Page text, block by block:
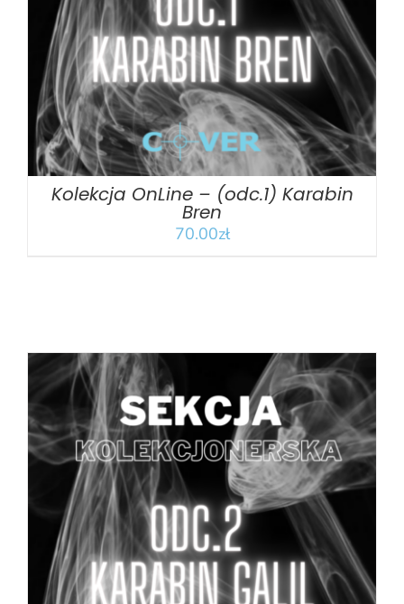
DODAJ DO KOSZYKA SZCZEGÓŁY
Kolekcja OnLine – (odc.1) Karabin
Bren
70.00zł
DODAJ DO KOSZYKA / SZCZEGÓŁY